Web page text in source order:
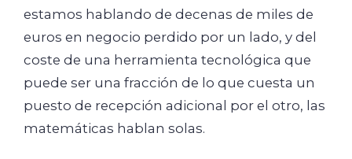
estamos hablando de decenas de miles de
euros en negocio perdido por un lado, y del
coste de una herramienta tecnológica que
puede ser una fracción de lo que cuesta un
puesto de recepción adicional por el otro, las
matemáticas hablan solas.